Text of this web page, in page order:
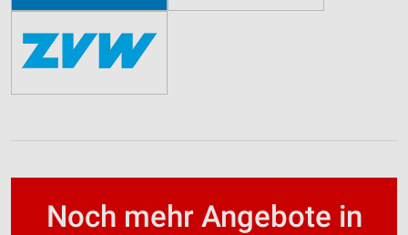
Noch mehr Angebote in